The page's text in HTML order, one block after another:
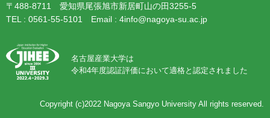
〒488-8711 愛知県尾張旭市新居町山の田3255-5
TEL : 0561-55-5101 Email : 4info@nagoya-su.ac.jp
名古屋産業大学は
令和4年度認証評価において適格と認定されました
Copyright (c)2022 Nagoya Sangyo University All rights reserved.